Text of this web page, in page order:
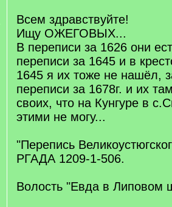
Всем здравствуйте!
Ищу ОЖЕГОВЫХ...
В переписи за 1626 они
переписи за 1645 и в
1645 я их тоже не нашёл,
переписи за 1678г. и их
своих, что на Кунгуре в
этими не могу...
"Перепись
РГАДА 1209-1-506.
Волость "Евда в Липовом